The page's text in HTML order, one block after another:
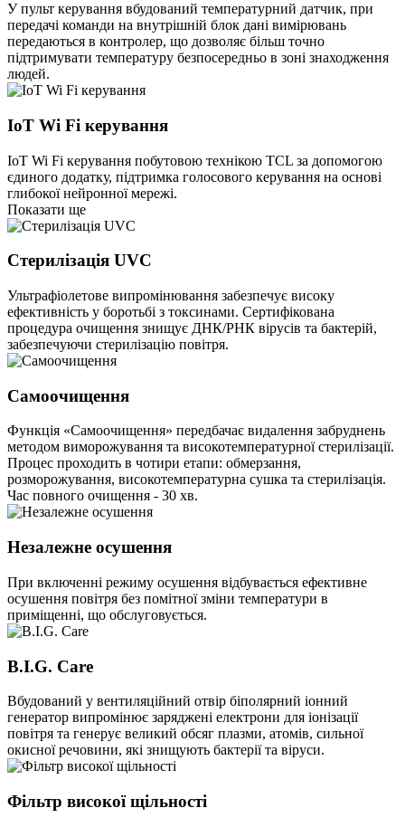
У пульт керування вбудований температурний датчик, при
передачі команди на внутрішній блок дані вимірювань
передаються в контролер, що дозволяє більш точно
підтримувати температуру безпосередньо в зоні знаходження
людей.
IoT Wi Fi керування
IoT Wi Fi керування побутовою технікою TCL за допомогою
єдиного додатку, підтримка голосового керування на основі
глибокої нейронної мережі.
Показати ще
Стерилізація UVC
Ультрафіолетове випромінювання забезпечує високу
ефективність у боротьбі з токсинами. Сертифікована
процедура очищення знищує ДНК/РНК вірусів та бактерій,
забезпечуючи стерилізацію повітря.
Самоочищення
Функція «Самоочищення» передбачає видалення забруднень
методом виморожування та високотемпературної стерилізації.
Процес проходить в чотири етапи: обмерзання,
розморожування, високотемпературна сушка та стерилізація.
Час повного очищення - 30 хв.
Незалежне осушення
При включенні режиму осушення відбувається ефективне
осушення повітря без помітної зміни температури в
приміщенні, що обслуговується.
B.I.G. Care
Вбудований у вентиляційний отвір біполярний іонний
генератор випромінює заряджені електрони для іонізації
повітря та генерує великий обсяг плазми, атомів, сильної
окисної речовини, які знищують бактерії та віруси.
Фільтр високої щільності